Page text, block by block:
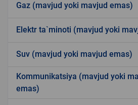
Gaz (mavjud yoki mavjud emas)
Elektr ta`minoti (mavjud yoki
Suv (mavjud yoki mavjud emas)
Kommunikatsiya (mavjud yoki
emas)